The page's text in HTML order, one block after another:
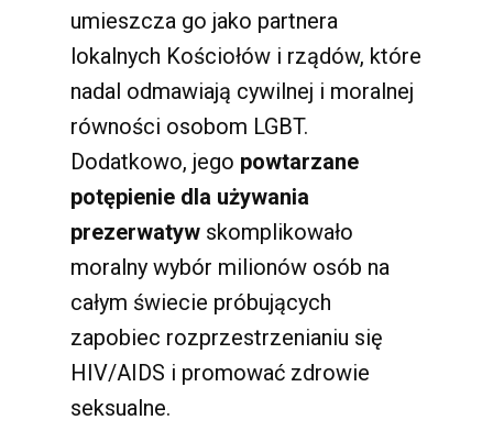
umieszcza go jako partnera
lokalnych Kościołów i rządów, które
nadal odmawiają cywilnej i moralnej
równości osobom LGBT.
Dodatkowo, jego powtarzane
potępienie dla używania
prezerwatyw skomplikowało
moralny wybór milionów osób na
całym świecie próbujących
zapobiec rozprzestrzenianiu się
HIV/AIDS i promować zdrowie
seksualne.